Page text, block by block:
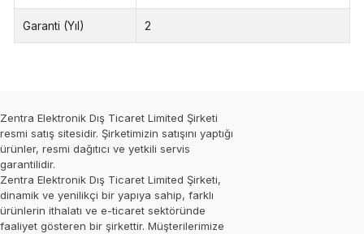
Garanti (Yıl) 2
Zentra Elektronik Dış Ticaret Limited Şirketi
resmi satış sitesidir. Şirketimizin satışını yaptığı
ürünler, resmi dağıtıcı ve yetkili servis
garantilidir.
Zentra Elektronik Dış Ticaret Limited Şirketi,
dinamik ve yenilikçi bir yapıya sahip, farklı
ürünlerin ithalatı ve e-ticaret sektöründe
faaliyet gösteren bir şirkettir. Müşterilerimize